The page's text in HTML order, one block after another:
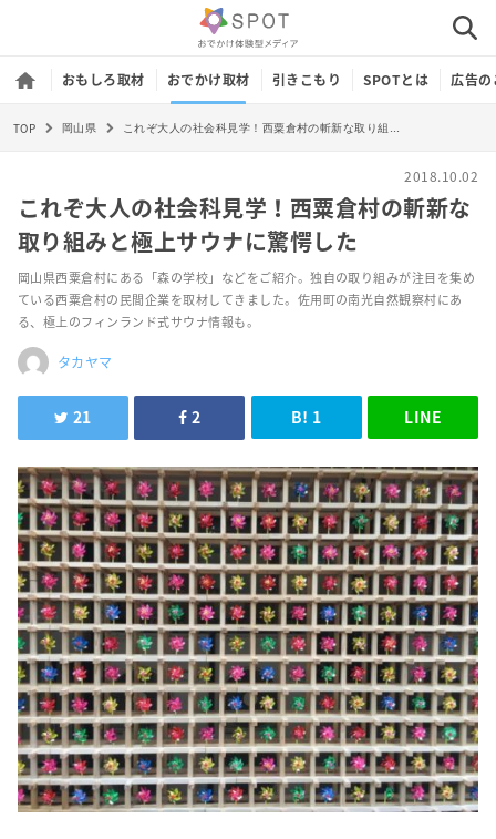
おもしろ取材 おでかけ取材 引きこもり SPOTとは 広告
TOP 岡山県
2018.10.02
これぞ大人の社会科見学！西粟倉村の斬新な
取り組みと極上サウナに驚愕した
岡山県西粟倉村にある「森の学校」などをご紹介。独自の取り組みが注目を集め
ている西粟倉村の民間企業を取材してきました。佐用町の南光自然観察村にあ
る、極上のフィンランド式サウナ情報も。
タカヤマ
21 2 B! 1 LINE